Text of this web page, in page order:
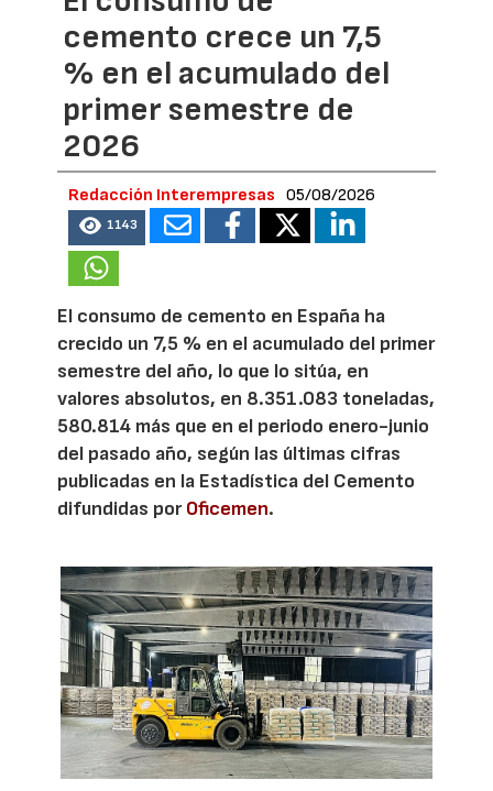
cemento crece un 7,5
% en el acumulado del
primer semestre de
2026
Redacción Interempresas 05/08/2026
1143
El consumo de cemento en España ha
crecido un 7,5 % en el acumulado del primer
semestre del año, lo que lo sitúa, en
valores absolutos, en 8.351.083 toneladas,
580.814 más que en el periodo enero-junio
del pasado año, según las últimas cifras
publicadas en la Estadística del Cemento
difundidas porOficemen.